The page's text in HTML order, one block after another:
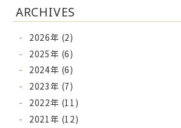
ARCHIVES
2026年 (2)
2025年 (6)
2024年 (6)
2023年 (7)
2022年 (11)
2021年 (12)